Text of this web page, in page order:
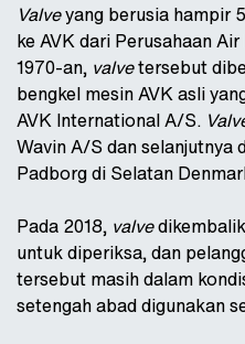
Valveyang berusia hampir
ke AVK dari Perusahaan
1970-an, valvetersebut
bengkel mesin AVK asli
AVK International A/S.
Wavin A/S dan selanjutnya
Padborg di Selatan
Pada 2018, valve
untuk diperiksa, dan
tersebut masih dalam
setengah abad digunakan